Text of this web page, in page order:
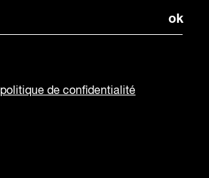
politique de confidentialité